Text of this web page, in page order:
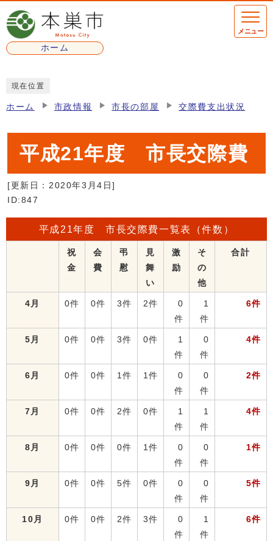
ページの先頭です
ホーム
メニュー
現在位置
ホーム 市政情報 市長の部屋 交際費支出状況
平成21年度 市長交際費
[更新日： 2020年3月4日]
ID:847
平成21年度 市長交際費一覧表（件数）
祝
金
会
費
弔
慰
見
舞
い
激
励
そ
の
他
合計
4月 0件 0件 3件 2件
0
件
1
件
6件
5月 0件 0件 3件 0件
1
件
0
件
4件
6月 0件 0件 1件 1件
0
件
0
件
2件
7月 0件 0件 2件 0件
1
件
1
件
4件
8月 0件 0件 0件 1件
0
件
0
件
1件
9月 0件 0件 5件 0件
0
件
0
件
5件
10月 0件 0件 2件 3件
0
件
1
件
6件